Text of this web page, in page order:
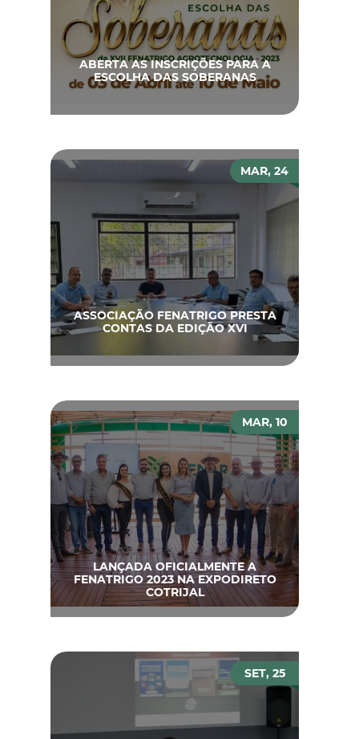
ABERTA AS INSCRIÇÕES PARA A
ESCOLHA DAS SOBERANAS
MAR, 24
ASSOCIAÇÃO FENATRIGO PRESTA
CONTAS DA EDIÇÃO XVI
MAR, 10
LANÇADA OFICIALMENTE A
FENATRIGO 2023 NA EXPODIRETO
COTRIJAL
SET, 25